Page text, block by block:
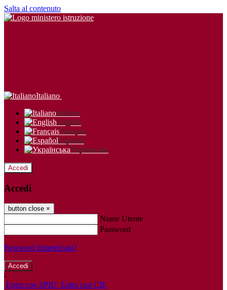
Salta al contenuto
Italiano
Italiano
English
Français
Español
Українська
Accedi
Accedi
button close ×
Nome Utente
Password
Password dimenticata?
-
Entra con SPID Entra con CIE